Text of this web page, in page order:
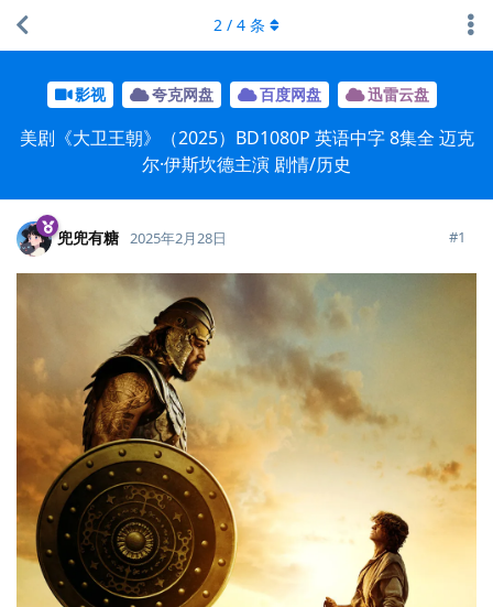
影视 夸克网盘 百度网盘 迅雷云盘
美剧《大卫王朝》（2025）BD1080P 英语中字 8集全 迈克
尔·伊斯坎德主演 剧情/历史
2 / 4 条
兜兜有糖 2025年2月28日 #1